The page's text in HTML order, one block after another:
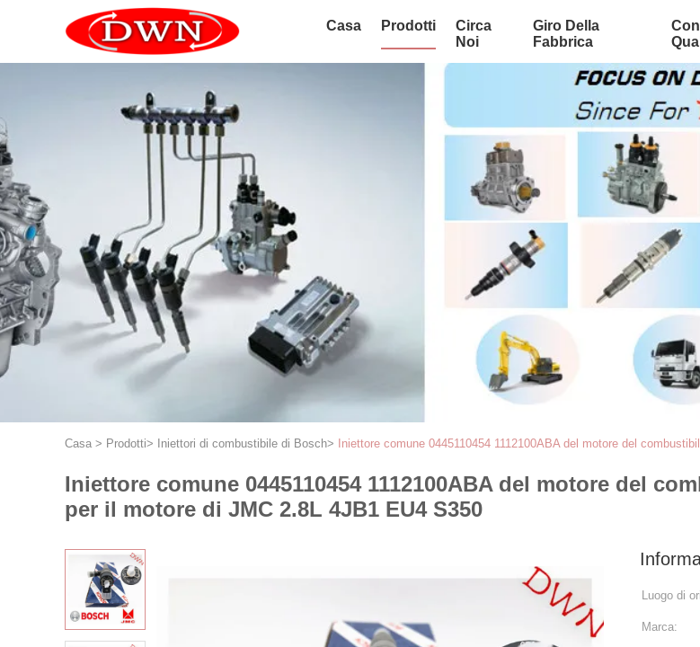
Casa Prodotti
Circa
Noi
Giro Della
Fabbrica
Casa > Prodotti> Iniettori di combustibile di Bosch> Iniettore comune 0445110454 1112100ABA del motore del
Iniettore comune 0445110454 1112100ABA del motore del
per il motore di JMC 2.8L 4JB1 EU4 S350
Luogo di
Marca: